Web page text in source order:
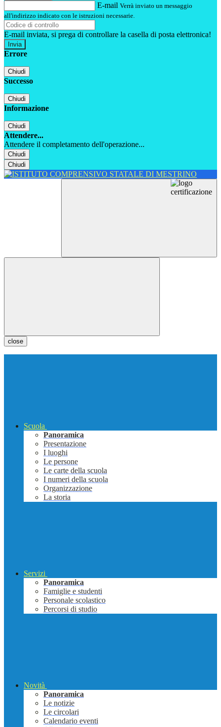
E-mail Verrà inviato un messaggio
all'indirizzo indicato con le istruzioni necessarie.
E-mail inviata, si prega di controllare la casella di posta elettronica!
Errore
Chiudi
Successo
Chiudi
Informazione
Chiudi
Attendere...
Attendere il completamento dell'operazione...
Chiudi
Chiudi
close
Scuola
Panoramica
Presentazione
I luoghi
Le persone
Le carte della scuola
I numeri della scuola
Organizzazione
La storia
Servizi
Panoramica
Famiglie e studenti
Personale scolastico
Percorsi di studio
Novità
Panoramica
Le notizie
Le circolari
Calendario eventi